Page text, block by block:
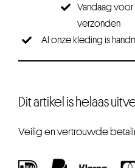
Vandaag
verzonden
Al onze kleding is
Dit artikel is helaas
Veilig en vertrouwde